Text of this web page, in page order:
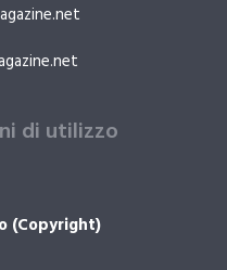
di utilizzo
(Copyright)